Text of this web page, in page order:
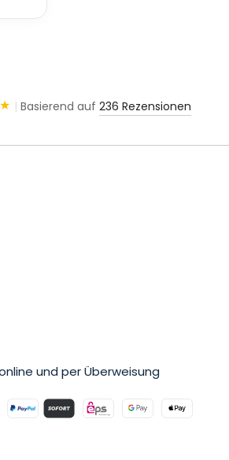
| Basierend auf 236 Rezensionen
und per Überweisung